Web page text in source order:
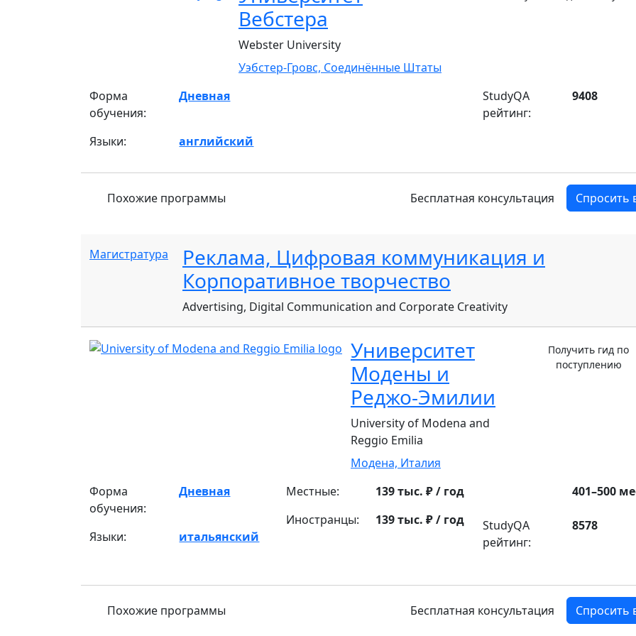
Вебстера
Webster University
Уэбстер-Гровс, Соединённые Штаты
Форма
обучения:
Дневная
Языки: английский
StudyQA
рейтинг:
9408
Похожие программы Бесплатная консультация Спросить
Магистратура
Реклама, Цифровая коммуникация и
Корпоративное творчество
Advertising, Digital Communication and Corporate Creativity
Университет
Модены и
Реджо-Эмилии
University of Modena and
Reggio Emilia
Модена, Италия
Получить гид по
поступлению
Форма
обучения:
Дневная
Языки: итальянский
Местные:
139 тыс. ₽ / год
Иностранцы:
139 тыс. ₽ / год
401–500
StudyQA
рейтинг:
8578
Похожие программы Бесплатная консультация Спросить